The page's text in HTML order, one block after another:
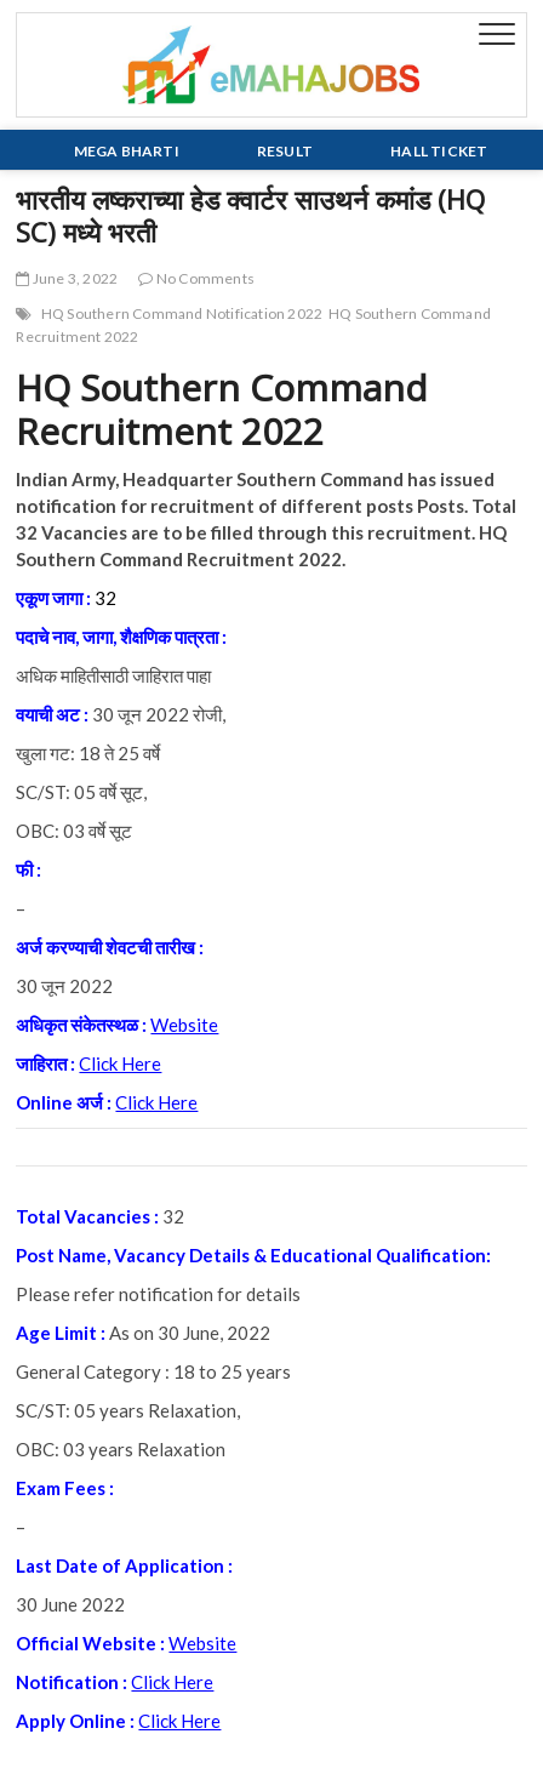
Skip
MEGA BHARTI RESULT HALL TICKET
भारतीय लष्कराच्या हेड क्वार्टर साउथर्न कमांड (HQ
SC) मध्ये भरती
June 3, 2022
No Comments
HQ Southern Command Notification 2022 HQ Southern Command
Recruitment 2022
HQ Southern Command
Recruitment 2022
Indian Army, Headquarter Southern Command has issued
notification for recruitment of different posts Posts. Total
32 Vacancies are to be filled through this recruitment. HQ
Southern Command Recruitment 2022.
एकूण जागा : 32
पदाचे नाव, जागा, शैक्षणिक पात्रता :
अधिक माहितीसाठी जाहिरात पाहा
वयाची अट : 30 जून 2022 रोजी,
खुला गट: 18 ते 25 वर्षे
SC/ST: 05 वर्षे सूट,
OBC: 03 वर्षे सूट
फी :
–
अर्ज करण्याची शेवटची तारीख :
30 जून 2022
अधिकृत संकेतस्थळ :Website
जाहिरात :Click Here
Online अर्ज :Click Here
Total Vacancies : 32
Post Name, Vacancy Details & Educational Qualification:
Please refer notification for details
Age Limit : As on 30 June, 2022
General Category : 18 to 25 years
SC/ST: 05 years Relaxation,
OBC: 03 years Relaxation
Exam Fees :
–
Last Date of Application :
30 June 2022
Official Website :Website
Notification :Click Here
Apply Online :Click Here